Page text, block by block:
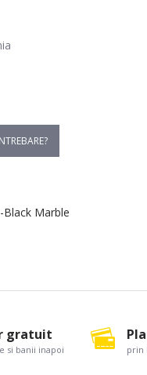
Black Marble
gratuit
si banii inapoi prin